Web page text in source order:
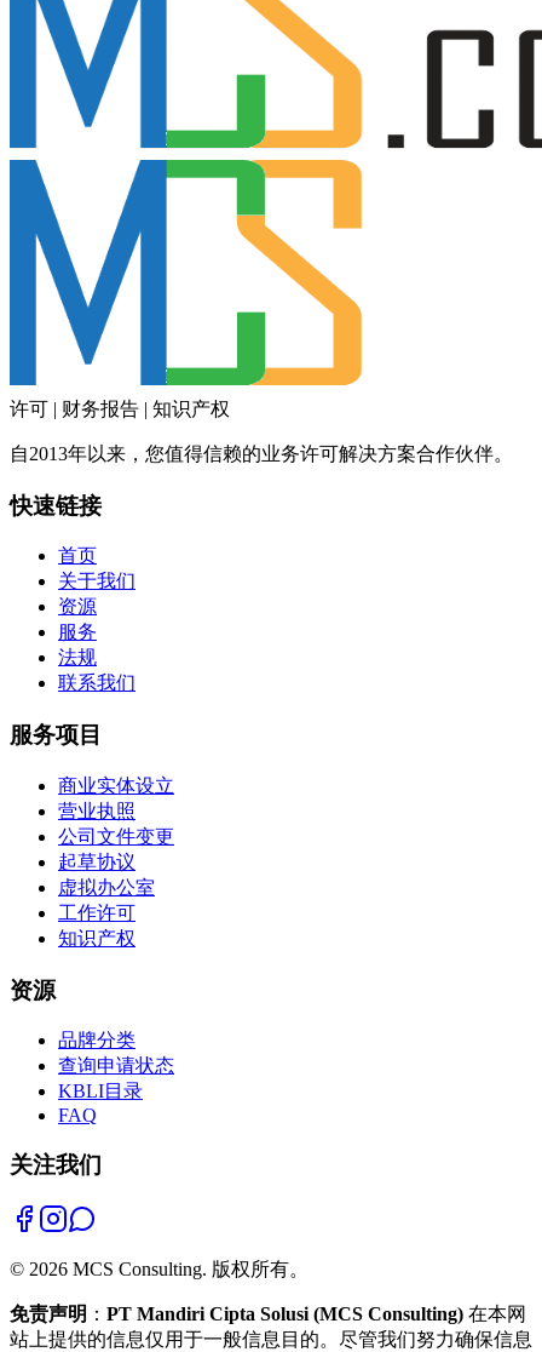
许可 | 财务报告 | 知识产权
自2013年以来，您值得信赖的业务许可解决方案合作伙伴。
快速链接
首页
关于我们
资源
服务
法规
联系我们
服务项目
商业实体设立
营业执照
公司文件变更
起草协议
虚拟办公室
工作许可
知识产权
资源
品牌分类
查询申请状态
KBLI目录
FAQ
关注我们
© 2026 MCS Consulting. 版权所有。
免责声明 ： PT Mandiri Cipta Solusi (MCS Consulting) 在本网
站上提供的信息仅用于一般信息目的。尽管我们努力确保信息